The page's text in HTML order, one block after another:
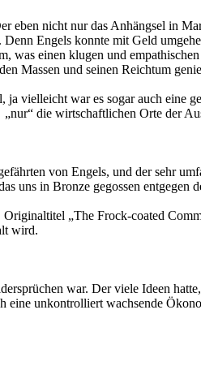
eben nicht nur das Anhängsel in
Engels konnte mit Geld
was einen klugen und
Massen und seinen Reichtum
vielleicht war es sogar auch eine
die wirtschaftlichen Orte der
von Engels, und der sehr
uns in Bronze gegossen entgegen
„The Frock-coated
wird.
war. Der viele Ideen
eine unkontrolliert wachsende